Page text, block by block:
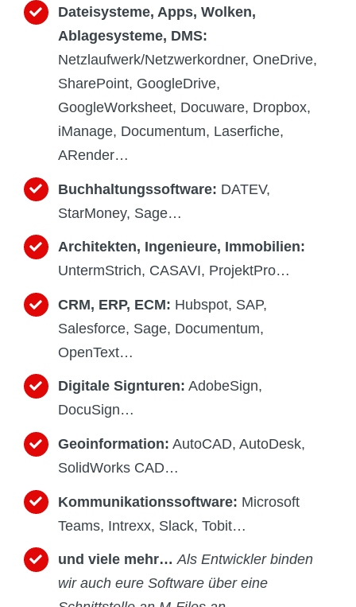
Dateisysteme, Apps, Wolken,
Ablagesysteme, DMS:
Netzlaufwerk/Netzwerkordner, OneDrive,
SharePoint, GoogleDrive,
GoogleWorksheet, Docuware, Dropbox,
iManage, Documentum, Laserfiche,
ARender…
Buchhaltungssoftware: DATEV,
StarMoney, Sage…
Architekten, Ingenieure, Immobilien:
UntermStrich, CASAVI, ProjektPro…
CRM, ERP, ECM: Hubspot, SAP,
Salesforce, Sage, Documentum,
OpenText…
Digitale Signturen: AdobeSign,
DocuSign…
Geoinformation: AutoCAD, AutoDesk,
SolidWorks CAD…
Kommunikationssoftware: Microsoft
Teams, Intrexx, Slack, Tobit…
und viele mehr…Als Entwickler binden
wir auch eure Software über eine